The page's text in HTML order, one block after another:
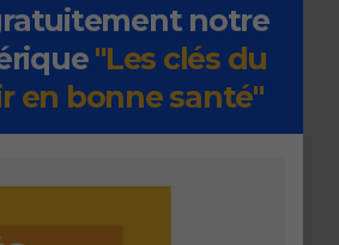
notre
"Les clés du
en bonne santé"